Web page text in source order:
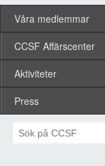
Våra medlemmar
CCSF Affärscenter
Aktiviteter
Press